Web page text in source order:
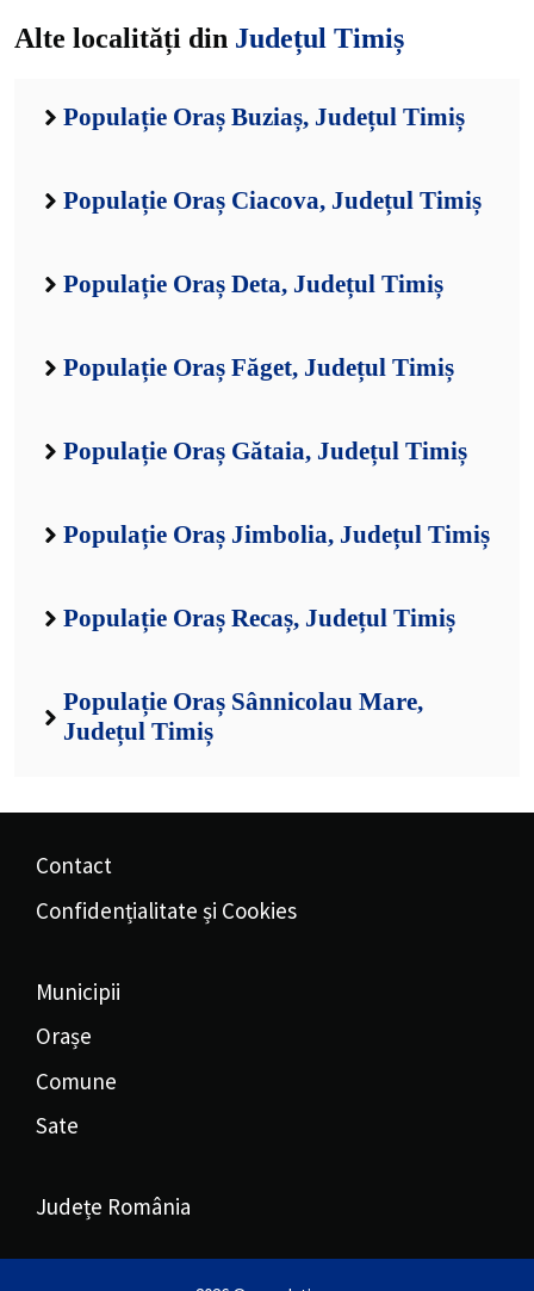
Alte localități din Județul Timiș
Populație Oraș Buziaș, Județul Timiș
Populație Oraș Ciacova, Județul Timiș
Populație Oraș Deta, Județul Timiș
Populație Oraș Făget, Județul Timiș
Populație Oraș Gătaia, Județul Timiș
Populație Oraș Jimbolia, Județul Timiș
Populație Oraș Recaș, Județul Timiș
Populație Oraș Sânnicolau Mare,
Județul Timiș
Contact
Confidențialitate și Cookies
Municipii
Orașe
Comune
Sate
Județe România